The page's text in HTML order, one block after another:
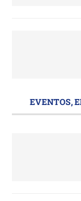
EVENTOS,